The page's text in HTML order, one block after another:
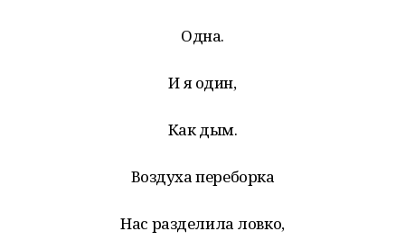
Одна.
И я один,
Как дым.
Воздуха переборка
Нас разделила ловко,